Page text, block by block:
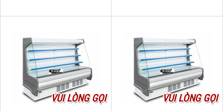
VUI LÒNG GỌI VUI LÒNG GỌI